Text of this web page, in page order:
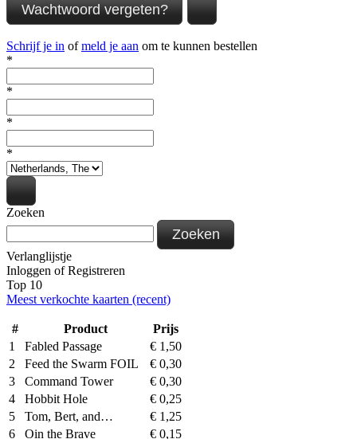
Wachtwoord vergeten?
Schrijf je in ofmeld je aan om te kunnen bestellen
*
*
*
*
Zoeken
Zoeken
Verlanglijstje
Inloggen ofRegistreren
Top 10
Meest verkochte kaarten (recent)
# Product
Prijs
1
Fabled Passage € 1,50
2
Feed the Swarm FOIL € 0,30
3
Command Tower € 0,30
4
Hobbit Hole € 0,25
5
Tom, Bert, and… € 1,25
6
Oin the Brave € 0,15